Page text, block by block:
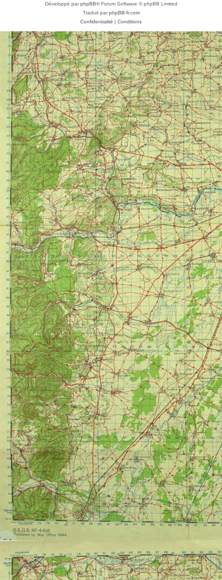
Développé parphpBB® Forum Software © phpBB Limited
Traduit parphpBB-fr.com
Confidentialité | Conditions